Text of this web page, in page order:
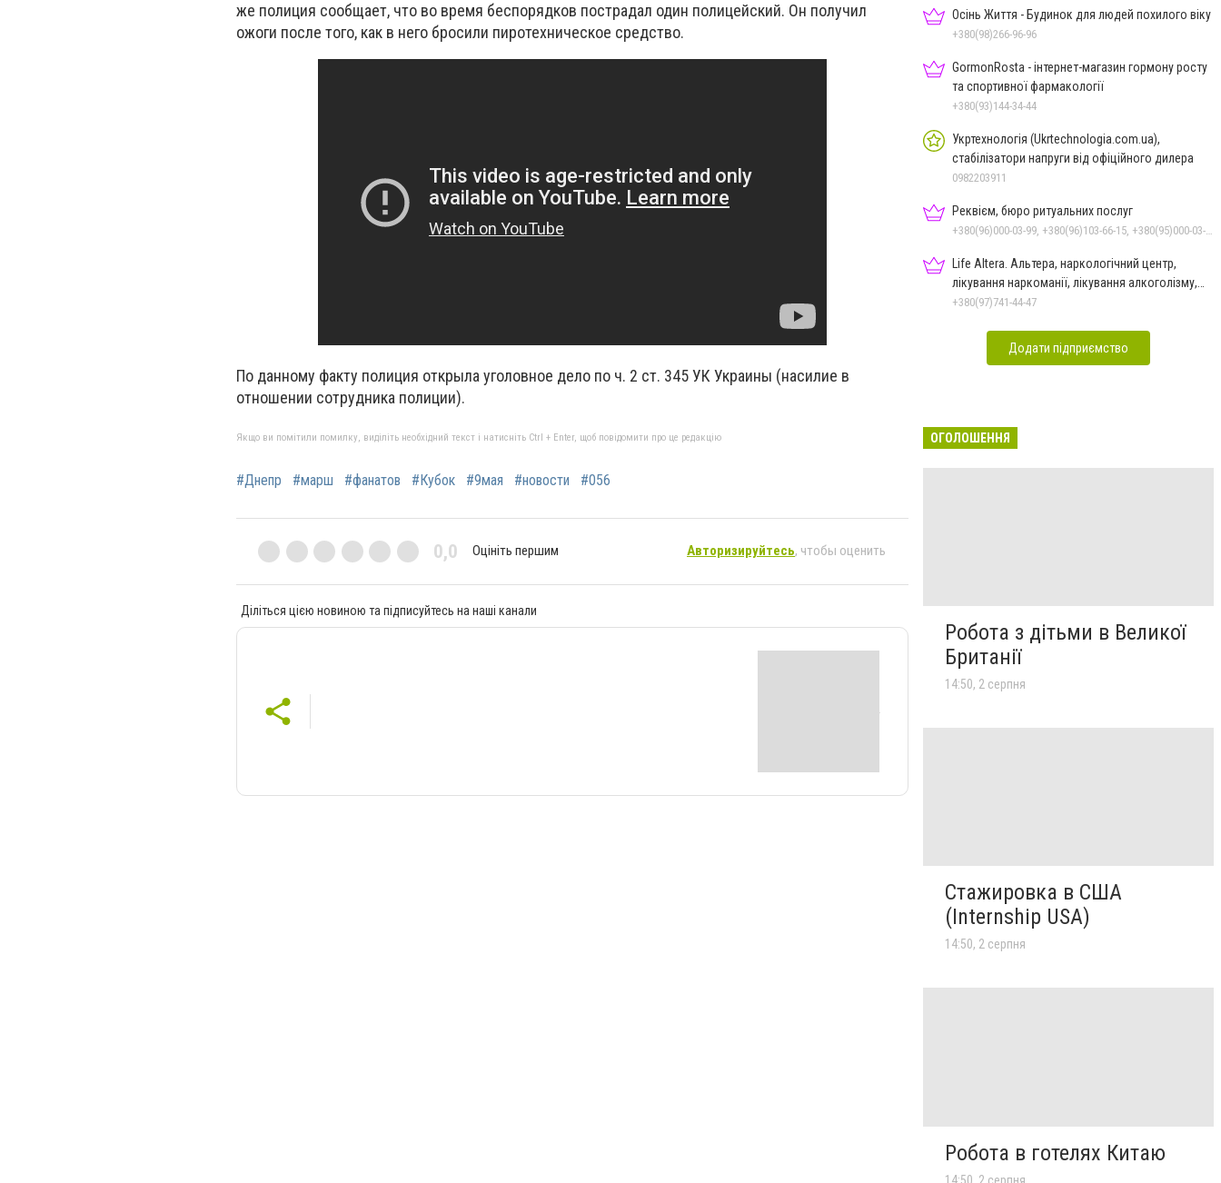
же полиция сообщает, что во время беспорядков пострадал один полицейский. Он получил
ожоги после того, как в него бросили пиротехническое средство.
По данному факту полиция открыла уголовное дело по ч. 2 ст. 345 УК Украины (насилие в
отношении сотрудника полиции).
Якщо ви помітили помилку, виділіть необхідний текст і натисніть Ctrl + Enter, щоб повідомити про це редакцію
#Днепр #марш #фанатов #Кубок #9мая #новости #056
0,0 Оцініть першим Авторизируйтесь, чтобы оценить
Діліться цією новиною та підписуйтесь на наші канали
Осінь Життя - Будинок для людей похилого віку
+380(98)266-96-96
GormonRosta - інтернет-магазин гормону росту
та спортивної фармакології
+380(93)144-34-44
Укртехнологія (Ukrtechnologia.com.ua),
стабілізатори напруги від офіційного дилера
0982203911
Реквієм, бюро ритуальних послуг
Life Altera. Альтера, наркологічний центр,
лікування наркоманії, лікування алкоголізму,
зняття ломки
+380(97)741-44-47
Додати підприємство
ОГОЛОШЕННЯ
Робота з дітьми в Великої
Британії
14:50, 2 серпня
Стажировка в США
(Internship USA)
14:50, 2 серпня
Робота в готелях Китаю
14:50, 2 серпня